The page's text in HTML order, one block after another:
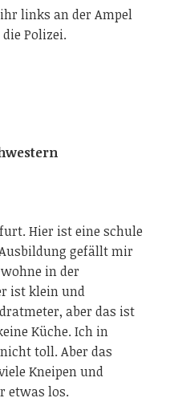
links an der Ampel
Polizei.
Hier ist eine schule
gefällt mir
in der
ist klein und
aber das ist
Küche. Ich in
toll. Aber das
Kneipen und
etwas los.